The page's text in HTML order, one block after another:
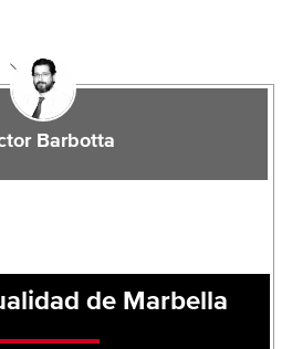
Barbotta
de Marbella